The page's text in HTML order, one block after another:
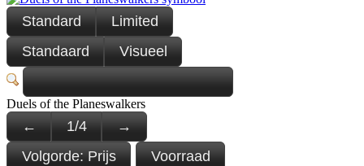
Standard
Limited
Standaard
Visueel
Duels of the Planeswalkers
← 1/4
→
Volgorde: Prijs
Voorraad